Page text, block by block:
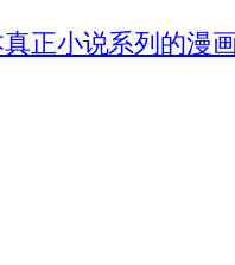
正小说系列的漫